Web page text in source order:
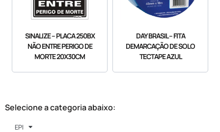
SINALIZE – PLACA 250BX
NÃO ENTRE PERIGO DE
MORTE 20X30CM
DAY BRASIL – FITA
DEMARCAÇÃO DE SOLO
TECTAPE AZUL
Selecione a categoria abaixo:
EPI